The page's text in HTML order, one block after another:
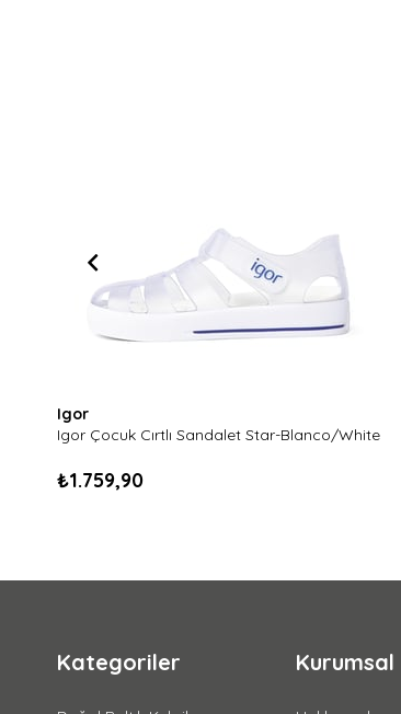
Igor
Igor Çocuk Cırtlı Sandalet Star-Blanco/White
₺1.759,90
Kategoriler Kurumsal